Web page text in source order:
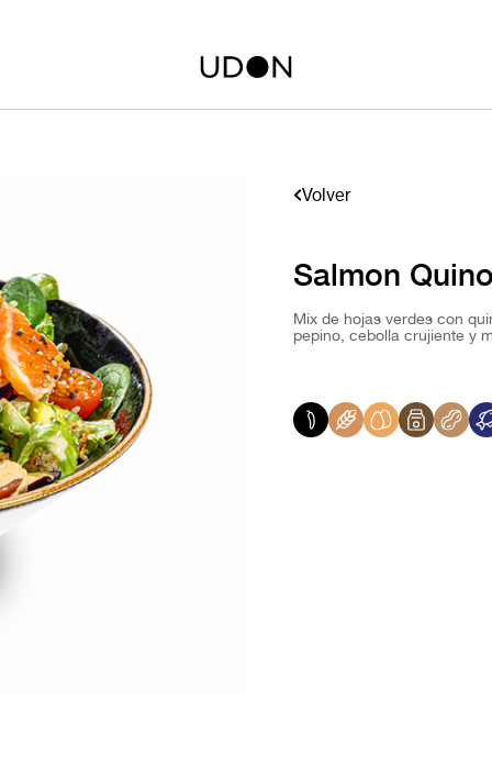
Volver
Salmon
Mix de hojas verdes con
pepino, cebolla crujiente y